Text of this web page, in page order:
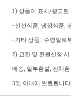
1) 상품이 표시/광고된
- 신선식품, 냉장식품,
- 기타 상품 : 수령일로
2) 교환 및 환불신청
배송, 일부환불, 전체
3일 이내에 완료됩니